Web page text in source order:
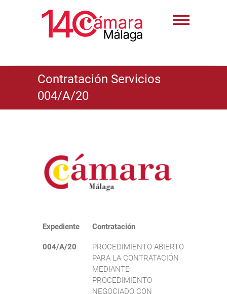
Contratación Servicios
004/A/20
Expediente Contratación
004/A/20
PROCEDIMIENTO ABIERTO
PARA LA CONTRATACIÓN
MEDIANTE
PROCEDIMIENTO
NEGOCIADO CON